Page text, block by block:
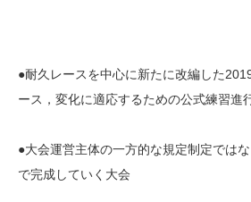
●耐久レースを中心に新たに改編した
ース，変化に適応するための公式練習進
●大会運営主体の一方的な規定制定では
で完成していく大会